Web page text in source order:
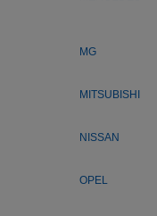
MG
MITSUBISHI
NISSAN
OPEL